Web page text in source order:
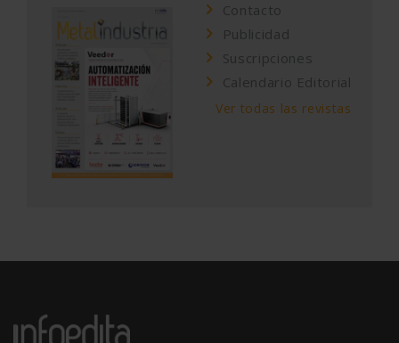
Contacto
Publicidad
Suscripciones
Calendario Editorial
Ver todas las revistas